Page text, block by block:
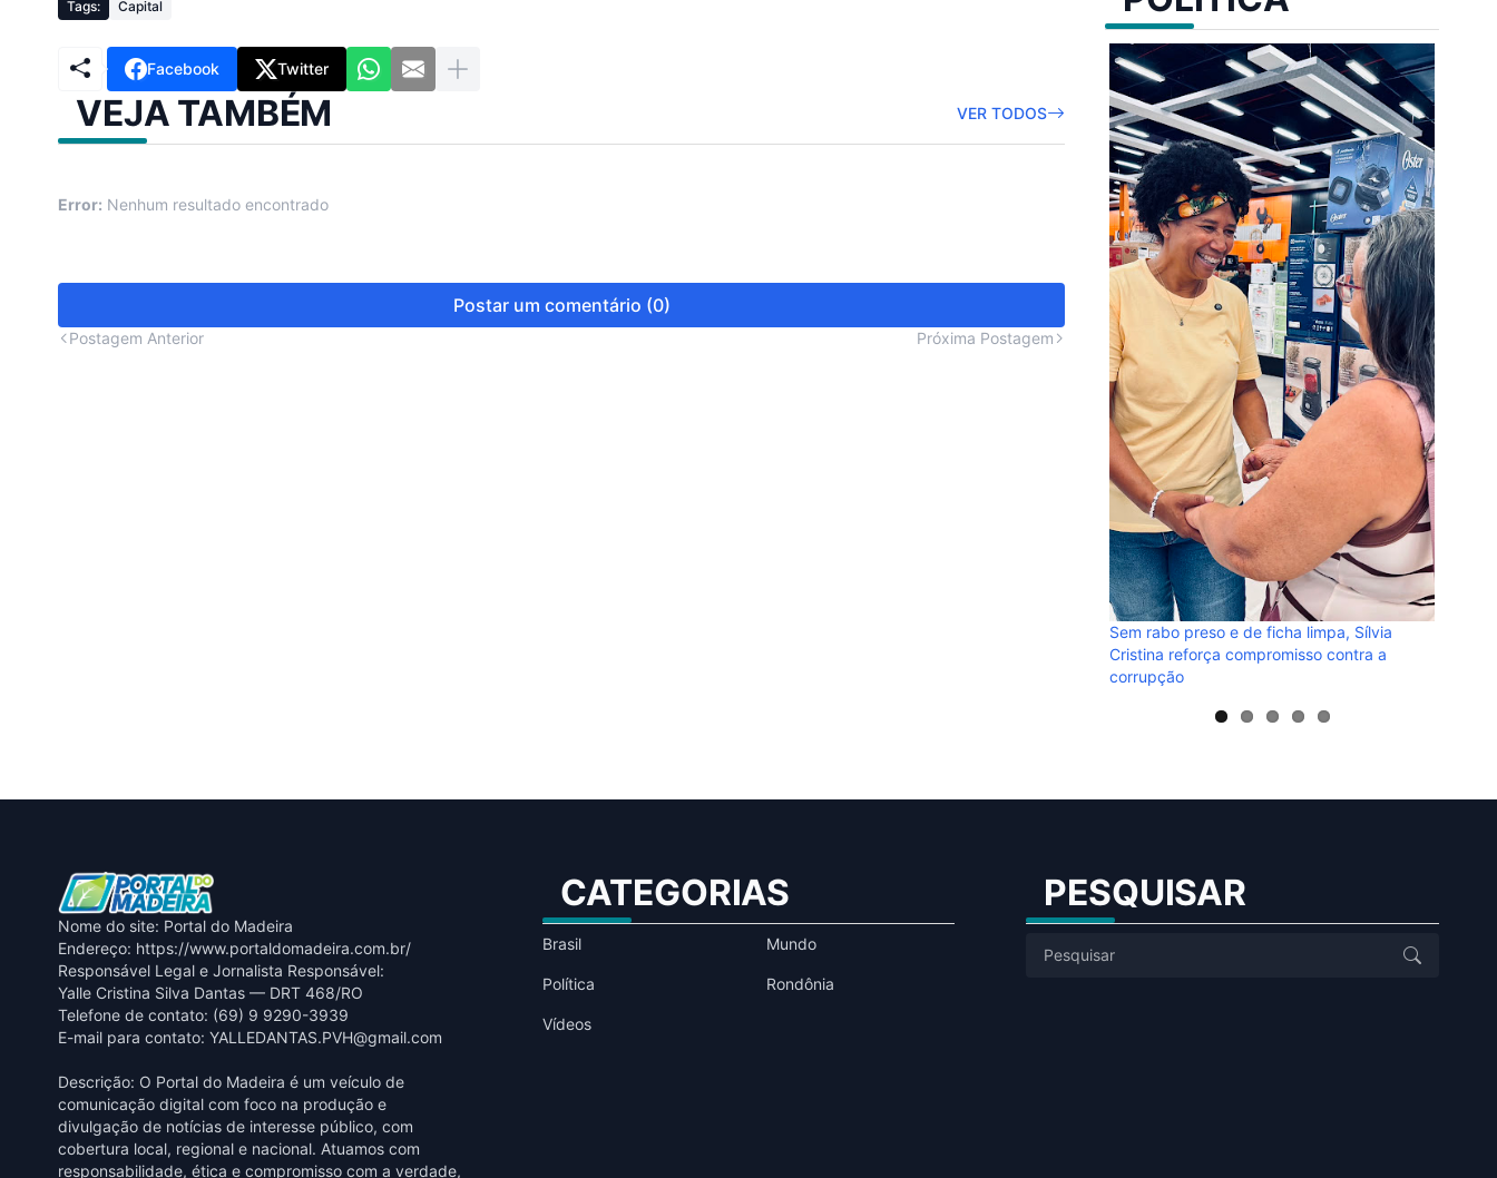
Tags: Capital
Facebook Twitter
VEJA TAMBÉM VER TODOS
Error: Nenhum resultado encontrado
Postar um comentário (0)
Postagem Anterior Próxima Postagem
Sem rabo preso e de ficha limpa, Sílvia
Cristina reforça compromisso contra a
corrupção
Nome do site: Portal do Madeira
Endereço: https://www.portaldomadeira.com.br/
Responsável Legal e Jornalista Responsável:
Yalle Cristina Silva Dantas — DRT 468/RO
Telefone de contato: (69) 9 9290-3939
E-mail para contato: YALLEDANTAS.PVH@gmail.com
Descrição: O Portal do Madeira é um veículo de
comunicação digital com foco na produção e
divulgação de notícias de interesse público, com
cobertura local, regional e nacional. Atuamos com
responsabilidade, ética e compromisso com a verdade,
CATEGORIAS
Brasil Mundo
Política Rondônia
Vídeos
PESQUISAR